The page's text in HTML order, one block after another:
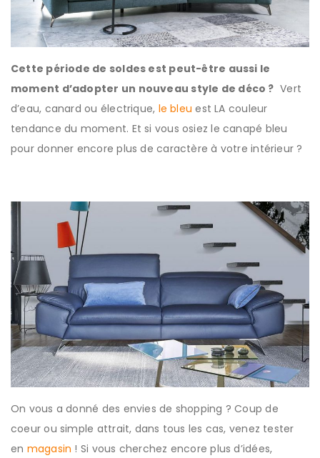
Cette période de soldes est peut-être aussi le
moment d’adopter un nouveau style de déco ? Vert
d’eau, canard ou électrique, le bleu est LA couleur
tendance du moment. Et si vous osiez le canapé bleu
pour donner encore plus de caractère à votre intérieur ?
On vous a donné des envies de shopping ? Coup de
coeur ou simple attrait, dans tous les cas, venez tester
en magasin ! Si vous cherchez encore plus d’idées,